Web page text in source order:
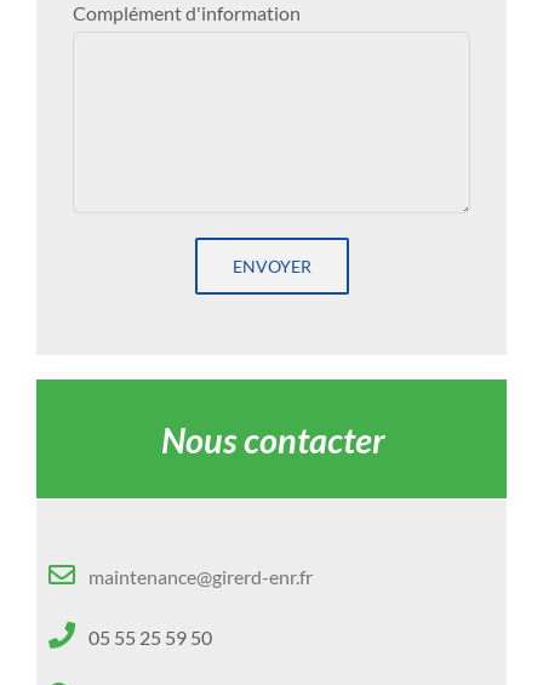
Complément d'information
Nous contacter
maintenance@girerd-enr.fr
05 55 25 59 50